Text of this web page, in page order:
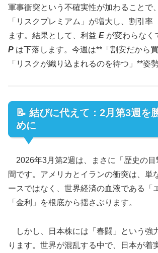
軍事衝突という不確実性が加わることで
「リスクプレミアム」が増大し、割引率
ます。結果として、利益 E が変わらなく
P は下落します。今週は**「割安だから
「リスクが織り込まれるのを待つ」**姿
📝 結びに代えて：2月第3週を
めに
2026年3月第2週は、まさに「歴史の目
間です。アメリカとイランの衝突は、単
ースではなく、世界経済の血液である「
「金利」を根底から揺さぶります。
しかし、日本株には「春闘」という強
ります。世界が混乱する中で、日本が着